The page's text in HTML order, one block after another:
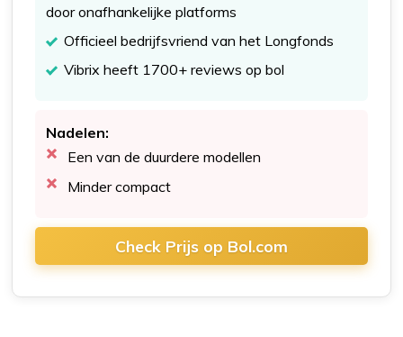
door onafhankelijke platforms
Officieel bedrijfsvriend van het Longfonds
Vibrix heeft 1700+ reviews op bol
Nadelen:
Een van de duurdere modellen
Minder compact
Check Prijs op Bol.com